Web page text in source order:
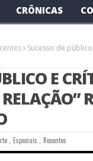
CRÔNICAS
Sucesso de
E
,Especiais Recentes